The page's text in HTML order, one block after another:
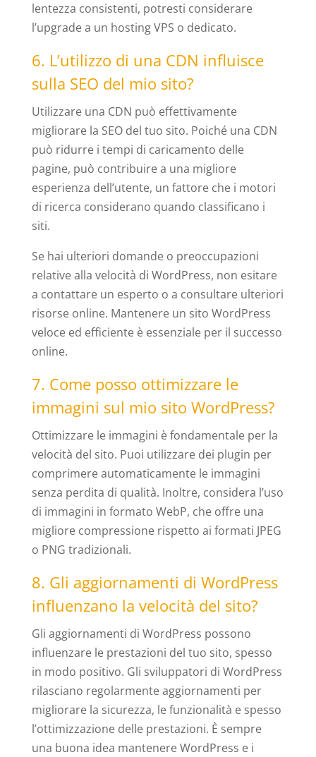
lentezza consistenti, potresti considerare
l’upgrade a un hosting VPS o dedicato.
6. L’utilizzo di una CDN influisce
sulla SEO del mio sito?
Utilizzare una CDN può effettivamente
migliorare la SEO del tuo sito. Poiché una CDN
può ridurre i tempi di caricamento delle
pagine, può contribuire a una migliore
esperienza dell’utente, un fattore che i motori
di ricerca considerano quando classificano i
siti.
Se hai ulteriori domande o preoccupazioni
relative alla velocità di WordPress, non esitare
a contattare un esperto o a consultare ulteriori
risorse online. Mantenere un sito WordPress
veloce ed efficiente è essenziale per il successo
online.
7. Come posso ottimizzare le
immagini sul mio sito WordPress?
Ottimizzare le immagini è fondamentale per la
velocità del sito. Puoi utilizzare dei plugin per
comprimere automaticamente le immagini
senza perdita di qualità. Inoltre, considera l’uso
di immagini in formato WebP, che offre una
migliore compressione rispetto ai formati JPEG
o PNG tradizionali.
8. Gli aggiornamenti di WordPress
influenzano la velocità del sito?
Gli aggiornamenti di WordPress possono
influenzare le prestazioni del tuo sito, spesso
in modo positivo. Gli sviluppatori di WordPress
rilasciano regolarmente aggiornamenti per
migliorare la sicurezza, le funzionalità e spesso
l’ottimizzazione delle prestazioni. È sempre
una buona idea mantenere WordPress e i